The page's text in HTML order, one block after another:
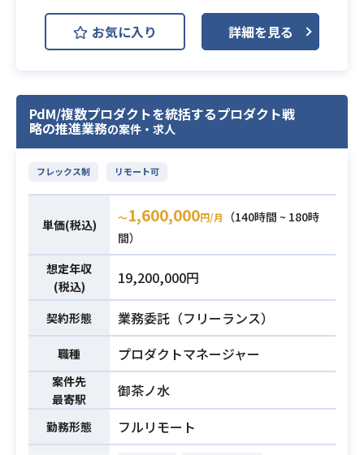
・機械学習モデルの開発、評価、お
よび運用経験
改修・リファクタリングを行った経
験
AWS (Amazon Web Services)
Docker
Terraform Next.js
ジニアとして、
セキュリティガバナンスの確立をリ
ードしていただきます。
Webアプリセキュリティまで、
幅広く横断的にカバーしていただく
ポジションです。
【仕事内容】
下記の業務を担っていただく想定で
す。
・セキュリティ方針の策定および推
進（ポリシー、ロードマップ作成
等）
・プロダクト設計・実装段階におけ
る支援（脅威モデリング、認証・認
可レビュー等）
・AIプロダクト固有のセキュリティ
対策（プロンプトインジェクショ
お気に入り 詳細を見る
PdM/複数プロダクトを統括するプロダクト戦
略の推進業務の案件・求人
フレックス制 リモート可
単価(税込) 〜1,600,000円/月
（140時間 ~ 180時
間）
想定年収
(税込)
19,200,000円
契約形態 業務委託（フリーランス）
職種 プロダクトマネージャー
案件先
最寄駅
御茶ノ水
勤務形態 フルリモート